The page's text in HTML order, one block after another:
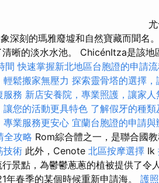
深刻的瑪雅廢墟和自然寶藏而聞名
晰的淡水水池。 ChicénItza是該地
間 快速掌握新北地區台胞證的申請
鬆搬家無壓力 探索靈骨塔的選擇
服務 新店安養院，專業照護，讓家人
讓您的活動更具特色 了解假牙的種類
專業服務更安心 宜蘭台胞證的申請與
全攻略 Rom綜合體之一，是聯合國
技術 此外，Cenote 北區按摩選擇 Ik
景點，為鬱鬱蔥蔥的植被提供了令
春季的某個時候重新申請海。 護